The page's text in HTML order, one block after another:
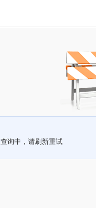
询中，请刷新重试